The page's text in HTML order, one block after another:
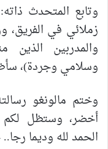
وتابع المتحدث
زملائي في الفريق،
والمدربين
وسلامي وجردة)،
وختم مالونغو
أخضر، وستظل
الحمد لله وديما